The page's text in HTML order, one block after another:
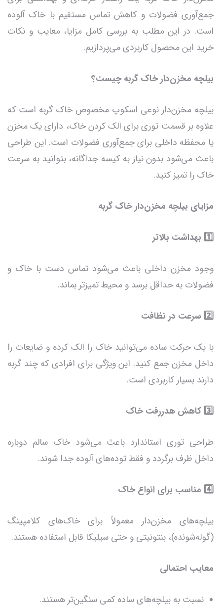
جمع‌آوری فضولات و کاهش تماس مستقیم با خاک آلوده
است. در این مطلب به بررسی کامل مزایا، معایب و نکات
خرید این محصول کاربردی می‌پردازیم.
بیلچه مخزن‌دار خاک گربه چیست؟
بیلچه مخزن‌دار نوعی اسکوپ مخصوص خاک گربه است که
علاوه بر قسمت توری برای الک کردن خاک، دارای یک مخزن
یا محفظه داخلی برای جمع‌آوری فضولات است. این طراحی
باعث می‌شود بدون نیاز به کیسه جداگانه، بتوانید به سرعت
خاک را تمیز کنید.
مزایای بیلچه مخزن‌دار خاک گربه
1️⃣ بهداشت بالاتر
وجود مخزن داخلی باعث می‌شود تماس دست با خاک و
فضولات به حداقل برسد و محیط تمیزتر بماند.
2️⃣ سرعت در نظافت
با یک حرکت ساده می‌توانید خاک را الک کرده و ضایعات را
داخل مخزن جمع کنید. این ویژگی برای افرادی که چند گربه
دارند بسیار کاربردی است.
3️⃣ کاهش هدررفت خاک
طراحی توری استاندارد باعث می‌شود خاک سالم دوباره
داخل ظرف برگردد و فقط توده‌های آلوده جدا شوند.
4️⃣ مناسب برای انواع خاک
بیلچه‌های مخزن‌دار معمولاً برای خاک‌های کلامپینگ
(گوله‌شونده)، بنتونیتی و حتی سیلیکا قابل استفاده هستند.
معایب احتمالی
نسبت به بیلچه‌های ساده کمی سنگین‌تر هستند.